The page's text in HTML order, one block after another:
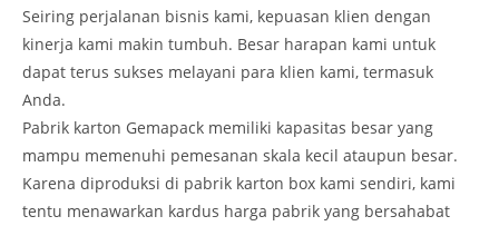
Seiring perjalanan bisnis kami, kepuasan klien dengan
kinerja kami makin tumbuh. Besar harapan kami untuk
dapat terus sukses melayani para klien kami, termasuk
Anda.
Pabrik karton Gemapack memiliki kapasitas besar yang
mampu memenuhi pemesanan skala kecil ataupun besar.
Karena diproduksi di pabrik karton box kami sendiri, kami
tentu menawarkan kardus harga pabrik yang bersahabat